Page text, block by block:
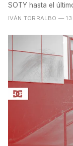
SOTY hasta el
IVÁN TORRALBO — 13